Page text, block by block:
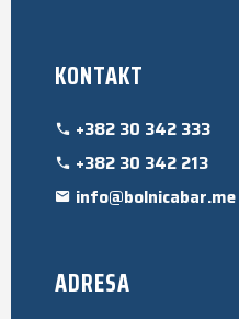
KONTAKT
+382 30 342 333
+382 30 342 213
info@bolnicabar.me
ADRESA